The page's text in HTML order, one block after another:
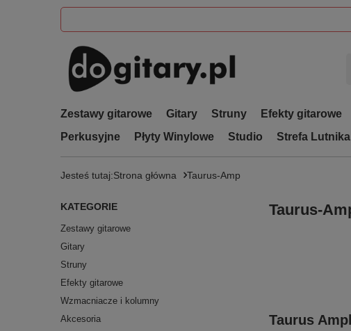
Zestawy gitarowe Gitary Struny Efekty gitarowe
Perkusyjne
Płyty Winylowe Studio Strefa Lutnika
Jesteś tutaj:Strona główna Taurus-Amp
KATEGORIE
Zestawy gitarowe
Gitary
Struny
Efekty gitarowe
Wzmacniacze i kolumny
Akcesoria
Taurus-
Taurus